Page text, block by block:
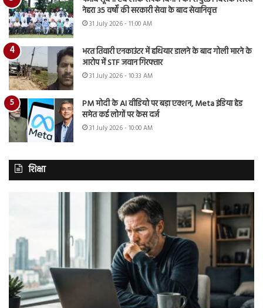
नेहरा 35 वर्षों की सरकारी सेवा के बाद सेवानिवृत्त
31 July 2026 - 11:00 AM
भरत तिवारी एनकाउंटर में हथियार डालने के बाद गोली मारने के
आरोप में STF जवान गिरफ्तार
31 July 2026 - 10:33 AM
PM मोदी के AI वीडियो पर बड़ा एक्शन, Meta इंडिया हेड
समेत कई लोगों पर केस दर्ज
31 July 2026 - 10:00 AM
शिक्षा